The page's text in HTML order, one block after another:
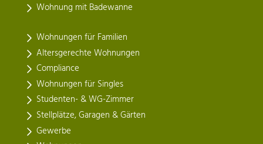
Wohnung mit Badewanne
Wohnungen für Familien
Altersgerechte Wohnungen
Compliance
Wohnungen für Singles
Studenten- & WG-Zimmer
Stellplätze, Garagen & Gärten
Gewerbe